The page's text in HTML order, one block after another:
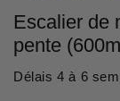
Escalier de
pente
Délais 4 à 6